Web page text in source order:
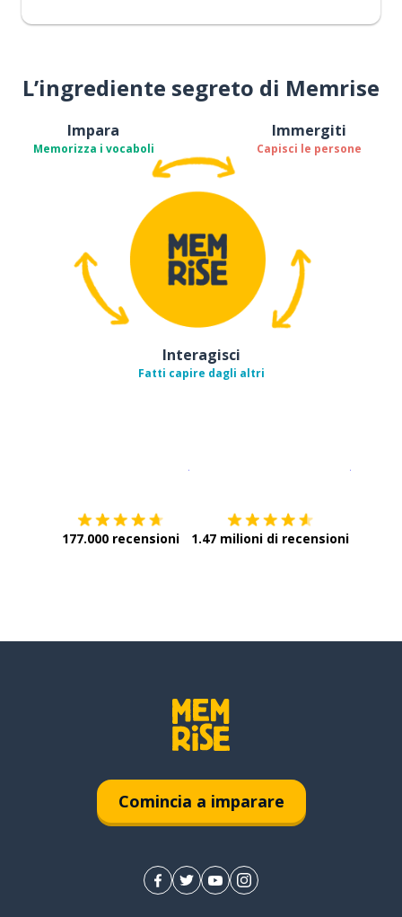
L’ingrediente segreto di Memrise
Impara
Memorizza i vocaboli
Immergiti
Capisci le persone
Interagisci
Fatti capire dagli altri
177.000 recensioni 1.47 milioni di recensioni
Comincia a imparare